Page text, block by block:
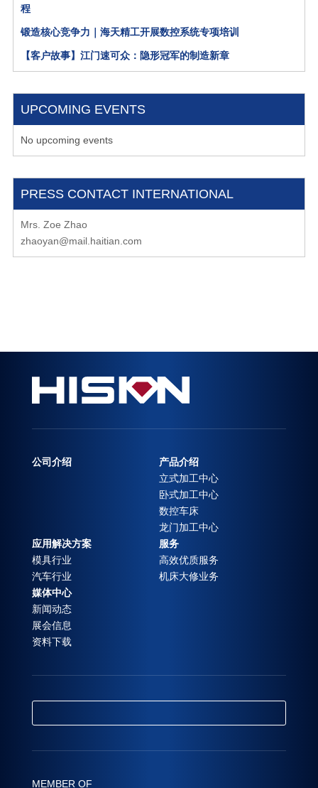
程
锻造核心竞争力｜海天精工开展数控系统专项培训
【客户故事】江门速可众：隐形冠军的制造新章
UPCOMING EVENTS
No upcoming events
PRESS CONTACT INTERNATIONAL
Mrs. Zoe Zhao
zhaoyan@mail.haitian.com
公司介绍
产品介绍
立式加工中心
卧式加工中心
数控车床
龙门加工中心
应用解决方案
模具行业
汽车行业
服务
高效优质服务
机床大修业务
媒体中心
新闻动态
展会信息
资料下载
MEMBER OF